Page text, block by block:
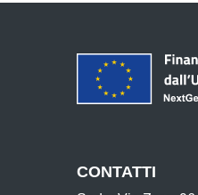
CONTATTI